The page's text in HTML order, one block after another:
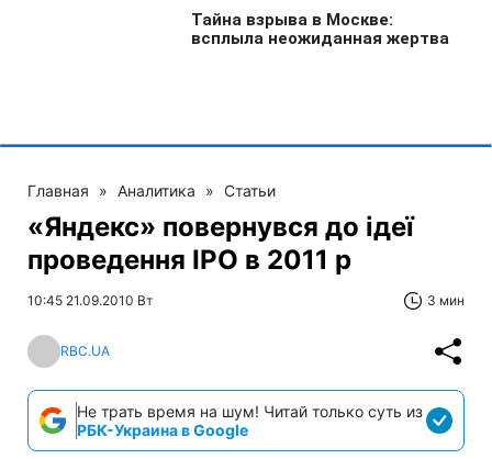
Главная » Аналитика » Статьи
«Яндекс» повернувся до ідеї
проведення IPO в 2011 р
10:45 21.09.2010 Вт 3 мин
RBC.UA
Не трать время на шум! Читай только суть из
РБК-Украина в Google